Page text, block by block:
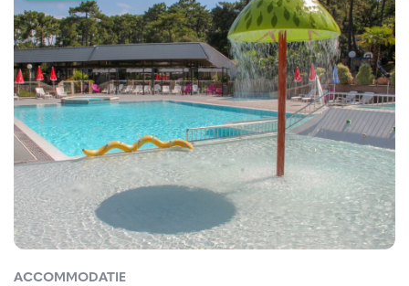
ACCOMMODATIE